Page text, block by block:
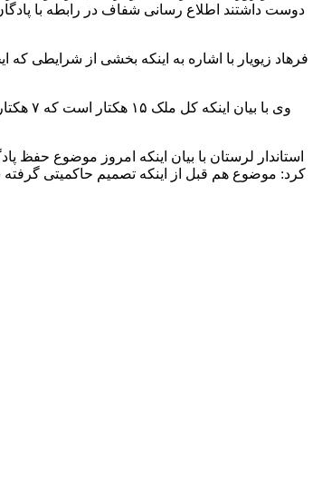
دوست داشتند اطلاع رسانی شفاف در رابطه با پادگان ۰۷ شود، این ملک در قلب شهر وجود دارد و مردم سالیان سال در کنار آن
فرهاد زیویار با اشاره به اینکه بخشی از شرایطی که
کرد: موضوع هم قبل از اینکه تصمیم حاکمیتی